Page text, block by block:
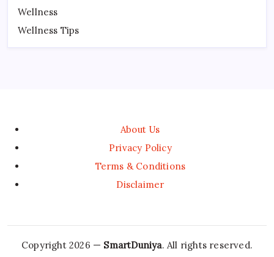
Wellness
Wellness Tips
About Us
Privacy Policy
Terms & Conditions
Disclaimer
Copyright 2026 — SmartDuniya. All rights reserved.